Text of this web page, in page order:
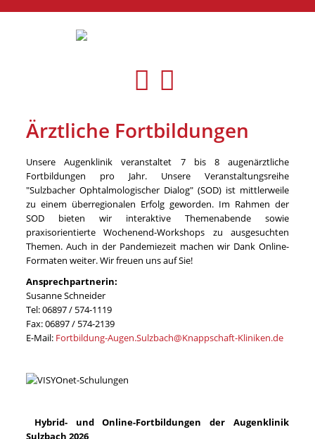
Ärztliche Fortbildungen
Unsere Augenklinik veranstaltet 7 bis 8 augenärztliche
Fortbildungen pro Jahr. Unsere Veranstaltungsreihe
"Sulzbacher Ophtalmologischer Dialog" (SOD) ist mittlerweile
zu einem überregionalen Erfolg geworden. Im Rahmen der
SOD bieten wir interaktive Themenabende sowie
praxisorientierte Wochenend-Workshops zu ausgesuchten
Themen. Auch in der Pandemiezeit machen wir Dank Online-
Formaten weiter. Wir freuen uns auf Sie!
Ansprechpartnerin:
Susanne Schneider
Tel: 06897 / 574-1119
Fax: 06897 / 574-2139
E-Mail: Fortbildung-Augen.Sulzbach@Knappschaft-Kliniken.de
Hybrid- und Online-Fortbildungen der Augenklinik
Sulzbach 2026